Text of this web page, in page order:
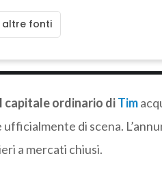
fonti
capitale ordinario diTim
di scena.
a mercati chiusi.